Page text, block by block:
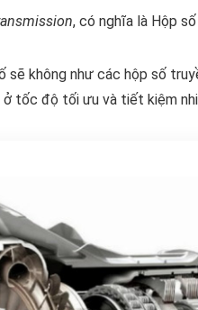
, có nghĩa là Hộp
sẽ không như các hộp số
tốc độ tối ưu và tiết kiệm